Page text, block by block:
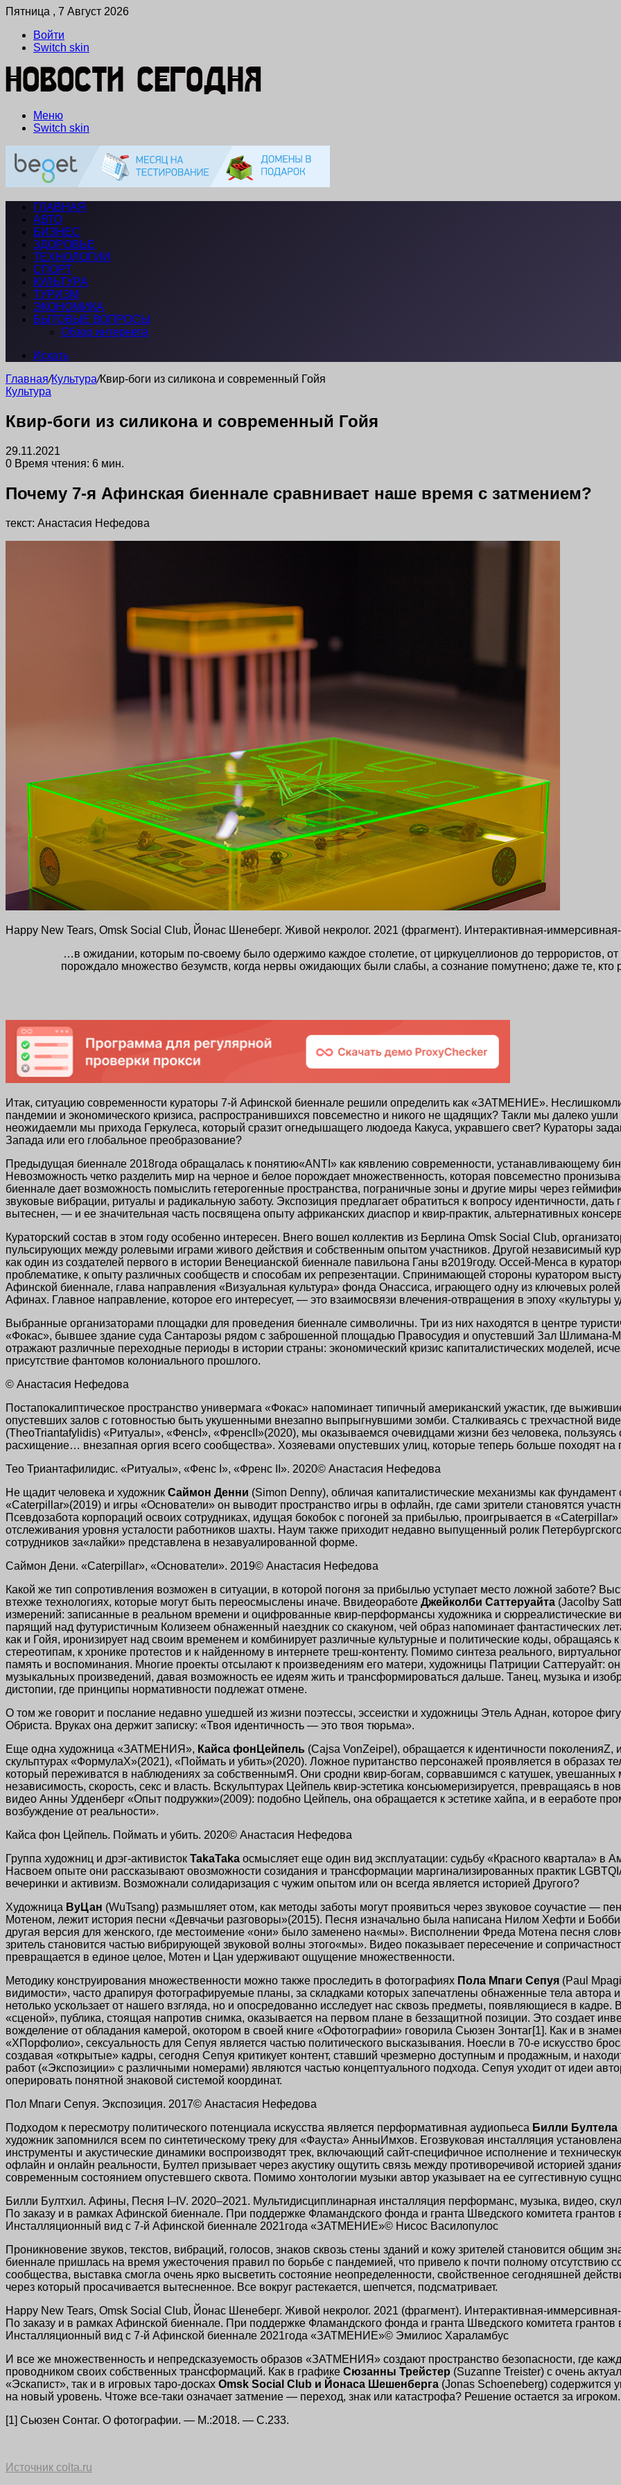
Пятница , 7 Август 2026
Войти
Switch skin
Меню
Switch skin
ГЛАВНАЯ
АВТО
БИЗНЕС
ЗДОРОВЬЕ
ТЕХНОЛОГИИ
СПОРТ
КУЛЬТУРА
ТУРИЗМ
ЭКОНОМИКА
БЫТОВЫЕ ВОПРОСЫ
Обзор интернета
Искать
Главная/Культура/Квир-боги из силикона и современный Гойя
Культура
Квир-боги из силикона и современный Гойя
29.11.2021
0 Время чтения: 6 мин.
Почему 7-я Афинская биеннале сравнивает наше время с затмением?
текст: Анастасия Нефедова
Happy New Tears, Omsk Social Club, Йонас Шенеберг. Живой некролог. 2021 (фрагмент). Интерактивная-
…в ожидании, которым по-своему было одержимо каждое столетие, от циркуцеллионов до террористов,
порождало множество безумств, когда нервы ожидающих были слабы, а сознание помутнено; даже те, кто
Итак, ситуацию современности кураторы 7-й Афинской биеннале решили определить как «ЗАТМЕНИЕ».
пандемии и экономического кризиса, распространившихся повсеместно и никого не щадящих? Такли мы далеко
неожидаемли мы прихода Геркулеса, который сразит огнедышащего людоеда Какуса, укравшего свет? Кураторы
Запада или его глобальное преобразование?
Предыдущая биеннале 2018года обращалась к понятию«ANTI» как кявлению современности, устанавливающему
Невозможность четко разделить мир на черное и белое порождает множественность, которая повсеместно
биеннале дает возможность помыслить гетерогенные пространства, пограничные зоны и другие миры через
звуковые вибрации, ритуалы и радикальную заботу. Экспозиция предлагает обратиться к вопросу идентичности,
вытеснен, — и ее значительная часть посвящена опыту африканских диаспор и квир-практик, альтернативных
Кураторский состав в этом году особенно интересен. Внего вошел коллектив из Берлина Omsk Social Club,
пульсирующих между ролевыми играми живого действия и собственным опытом участников. Другой независимый
как один из создателей первого в истории Венецианской биеннале павильона Ганы в2019году. Оссей-Менса в
проблематике, к опыту различных сообществ и способам их репрезентации. Спринимающей стороны куратором
Афинской биеннале, глава направления «Визуальная культура» фонда Онассиса, играющего одну из ключевых
Афинах. Главное направление, которое его интересует, — это взаимосвязи влечения-отвращения в эпоху «культуры
Выбранные организаторами площадки для проведения биеннале символичны. Три из них находятся в центре
«Фокас», бывшее здание суда Сантарозы рядом с заброшенной площадью Правосудия и опустевший Зал Шлимана-
отражают различные переходные периоды в истории страны: экономический кризис капиталистических моделей,
присутствие фантомов колониального прошлого.
© Анастасия Нефедова
Постапокалиптическое пространство универмага «Фокас» напоминает типичный американский ужастик, где
опустевших залов с готовностью быть укушенными внезапно выпрыгнувшими зомби. Сталкиваясь с трехчастной
(TheoTriantafylidis) «Ритуалы», «ФенсI», «ФренсII»(2020), мы оказываемся очевидцами жизни без человека,
расхищение… внезапная оргия всего сообщества». Хозяевами опустевших улиц, которые теперь больше походят на
Тео Триантафилидис. «Ритуалы», «Фенс I», «Френс II». 2020© Анастасия Нефедова
Не щадит человека и художник Саймон Денни (Simon Denny), обличая капиталистические механизмы как
«Caterpillar»(2019) и игры «Основатели» он выводит пространство игры в офлайн, где сами зрители становятся
Псевдозабота корпораций освоих сотрудниках, идущая бокобок с погоней за прибылью, проигрывается в
отслеживания уровня усталости работников шахты. Наум также приходит недавно выпущенный ролик
сотрудников за«лайки» представлена в незавуалированной форме.
Саймон Дени. «Caterpillar», «Основатели». 2019© Анастасия Нефедова
Какой же тип сопротивления возможен в ситуации, в которой погоня за прибылью уступает место ложной заботе?
втехже технологиях, которые могут быть переосмыслены иначе. Ввидеоработе Джейколби Саттеруайта (Jacolby
измерений: записанные в реальном времени и оцифрованные квир-перформансы художника и сюрреалистические
парящий над футуристичным Колизеем обнаженный наездник со скакуном, чей образ напоминает фантастических
как и Гойя, иронизирует над своим временем и комбинирует различные культурные и политические коды,
стереотипам, к хронике протестов и к найденному в интернете треш-контенту. Помимо синтеза реального,
память и воспоминания. Многие проекты отсылают к произведениям его матери, художницы Патриции Саттеруайт:
музыкальных произведений, давая возможность ее идеям жить и трансформироваться дальше. Танец, музыка и
дистопии, где принципы нормативности подлежат отмене.
О том же говорит и послание недавно ушедшей из жизни поэтессы, эссеистки и художницы Этель Аднан, которое
Обриста. Вруках она держит записку: «Твоя идентичность — это твоя тюрьма».
Еще одна художница «ЗАТМЕНИЯ», Кайса фонЦейпель (Cajsa VonZeipel), обращается к идентичности
скульптурах «ФормулаX»(2021), «Поймать и убить»(2020). Ложное пуританство персонажей проявляется в образах
который переживатся в наблюдениях за собственнымЯ. Они сродни квир-богам, сорвавшимся с катушек,
независимость, скорость, секс и власть. Вскульптурах Цейпель квир-эстетика консьюмеризируется, превращаясь в
видео Анны Удденберг «Опыт подружки»(2009): подобно Цейпель, она обращается к эстетике хайпа, и в ееработе
возбуждение от реальности».
Кайса фон Цейпель. Поймать и убить. 2020© Анастасия Нефедова
Группа художниц и дрэг-активисток TakaTaka осмысляет еще один вид эксплуатации: судьбу «Красного квартала» в
Насвоем опыте они рассказывают овозможности созидания и трансформации маргинализированных практик
вечеринки и активизм. Возможнали солидаризация с чужим опытом или он всегда является историей Другого?
Художница ВуЦан (WuTsang) размышляет отом, как методы заботы могут проявиться через звуковое соучастие —
Мотеном, лежит история песни «Девчачьи разговоры»(2015). Песня изначально была написана Нилом Хефти и
другая версия для женского, где местоимение «они» было заменено на«мы». Висполнении Фреда Мотена песня
зритель становится частью вибрирующей звуковой волны этого«мы». Видео показывает пересечение и
превращается в единое целое, Мотен и Цан удерживают ощущение множественности.
Методику конструирования множественности можно также проследить в фотографиях Пола Мпаги Сепуя (Paul
видимости», часто драпируя фотографируемые планы, за складками которых запечатлены обнаженные тела
нетолько ускользает от нашего взгляда, но и опосредованно исследует нас сквозь предметы, появляющиеся в
«сценой», публика, стоящая напротив снимка, оказывается на первом плане в беззащитной позиции. Это создает
вожделение от обладания камерой, окотором в своей книге «Офотографии» говорила Сьюзен Зонтаг[1]. Как и в
«ХПорфолио», сексуальность для Сепуя является частью политического высказывания. Ноесли в 70-е искусство
создавая «открытые» кадры, сегодня Сепуя критикует контент, ставший чрезмерно доступным и продажным, и
работ («Экспозиции» с различными номерами) являются частью концептуального подхода. Сепуя уходит от идеи
оперировать понятной знаковой системой координат.
Пол Мпаги Сепуя. Экспозиция. 2017© Анастасия Нефедова
Подходом к пересмотру политического потенциала искусства является перформативная аудиопьеса Билли Бултела
художник запомнился всем по синтетическому треку для «Фауста» АнныИмхов. Егозвуковая инсталляция
инструменты и акустические динамики воспроизводят трек, включающий сайт-специфичное исполнение и
офлайн и онлайн реальности, Бултел призывает через акустику ощутить связь между противоречивой историей
современным состоянием опустевшего сквота. Помимо хонтологии музыки автор указывает на ее суггестивную
Билли Бултхил. Афины, Песня I–IV. 2020–2021. Мультидисциплинарная инсталляция перформанс, музыка, видео,
По заказу и в рамках Афинской биеннале. При поддержке Фламандского фонда и гранта Шведского комитета грантов
Инсталляционный вид с 7-й Афинской биеннале 2021года «ЗАТМЕНИЕ»© Нисос Василопулос
Проникновение звуков, текстов, вибраций, голосов, знаков сквозь стены зданий и кожу зрителей становится
биеннале пришлась на время ужесточения правил по борьбе с пандемией, что привело к почти полному отсутствию
сообщества, выставка смогла очень ярко высветить состояние неопределенности, свойственное сегодняшней
через который просачивается вытесненное. Все вокруг растекается, шепчется, подсматривает.
Happy New Tears, Omsk Social Club, Йонас Шенеберг. Живой некролог. 2021 (фрагмент). Интерактивная-
По заказу и в рамках Афинской биеннале. При поддержке Фламандского фонда и гранта Шведского комитета грантов
Инсталляционный вид с 7-й Афинской биеннале 2021года «ЗАТМЕНИЕ»© Эмилиос Хараламбус
И все же множественность и непредсказуемость образов «ЗАТМЕНИЯ» создают пространство безопасности, где
проводником своих собственных трансформаций. Как в графике Сюзанны Трейстер (Suzanne Treister) с очень
«Эскапист», так и в игровых таро-досках Omsk Social Club и Йонаса Шешенберга (Jonas Schoeneberg) содержится
на новый уровень. Чтоже все-таки означает затмение — переход, знак или катастрофа? Решение остается за игроком.
[1] Сьюзен Сонтаг. О фотографии. — М.:2018. — С.233.
Источник colta.ru